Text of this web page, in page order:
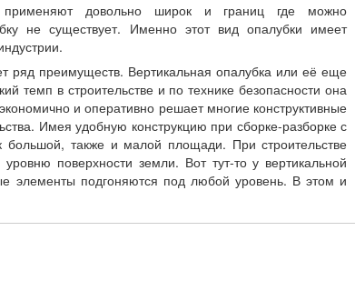
довольно широк и границ где можно
не существует. Именно этот вид опалубки имеет
ряд преимуществ. Вертикальная опалубка или её еще
темп в строительстве и по технике безопасности она
и оперативно решает многие конструктивные
Имея удобную конструкцию при сборке-разборке с
также и малой площади. При строительстве
поверхности земли. Вот тут-то у вертикальной
элементы подгоняются под любой уровень. В этом и